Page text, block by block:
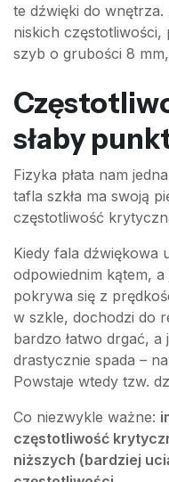
te dźwięki do
niskich
szyb o grubości 8
słaby
Fizyka płata nam
tafla szkła ma swoją
częstotliwość
Kiedy fala dźwiękowa
odpowiednim kątem,
pokrywa się z
w szkle, dochodzi do
bardzo łatwo drgać, a
drastycznie spada –
Powstaje wtedy tzw.
Co niezwykle ważne:
częstotliwość
niższych (bardziej